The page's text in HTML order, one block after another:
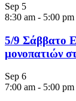
Sep 5
8:30 am - 5:00 pm
5/9 Σάββατο
μονοπατιών
Sep 6
7:00 am - 5:00 pm